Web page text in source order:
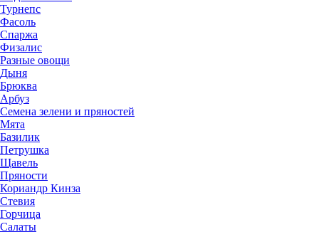
Турнепс
Фасоль
Спаржа
Физалис
Разные овощи
Дыня
Брюква
Арбуз
Семена зелени и пряностей
Мята
Базилик
Петрушка
Щавель
Пряности
Кориандр Кинза
Стевия
Горчица
Салаты